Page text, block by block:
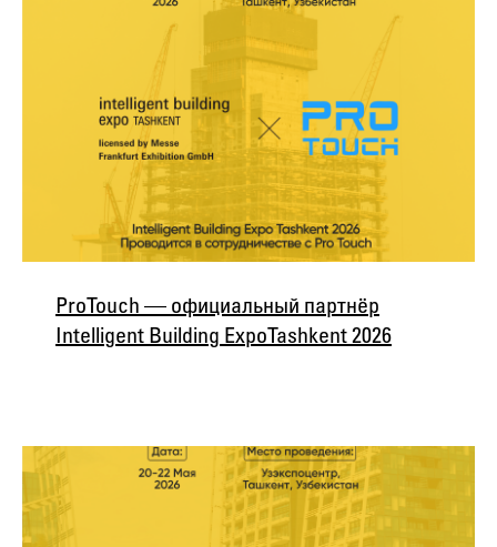
Pro Touch — официальный партнёр
Intelligent Building Expo Tashkent 2026